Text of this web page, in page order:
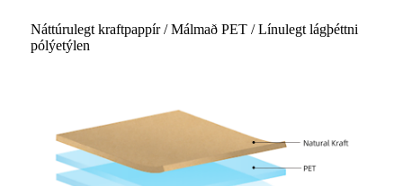
Náttúrulegt kraftpappír / Málmað PET / Línulegt lágþéttni
pólýetýlen